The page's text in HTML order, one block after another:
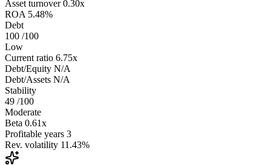
Asset turnover 0.30x
ROA 5.48%
Debt
100 /100
Low
Current ratio 6.75x
Debt/Equity N/A
Debt/Assets N/A
Stability
49 /100
Moderate
Beta 0.61x
Profitable years 3
Rev. volatility 11.43%